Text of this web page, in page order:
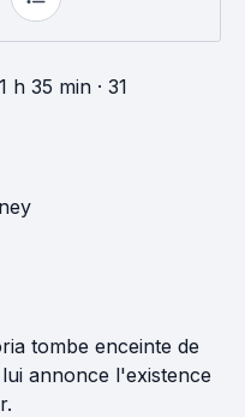
1 h 35 min · 31
tombe enceinte de
annonce l'existence